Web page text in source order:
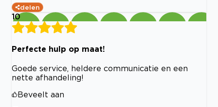
delen
10
Perfecte hulp op maat!
Goede service, heldere communicatie en een
nette afhandeling!
Beveelt aan